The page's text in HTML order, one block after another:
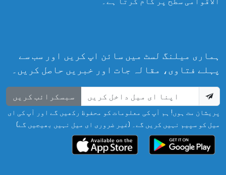
ہماری میلنگ لسٹ میں سائن اپ کریں اور سب سے
پہلے فتاوی، مقالہ جات اور خبریں حاصل کریں۔
سبسکرائب کریں
پریشان مت ہوں! ہم آپ کی معلومات کو محفوظ رکھیں گے اور آپ کی ای
میل کو سپیم نہیں کریں گے۔ (غیر ضروری ای میل نہیں بھیجیں گے)